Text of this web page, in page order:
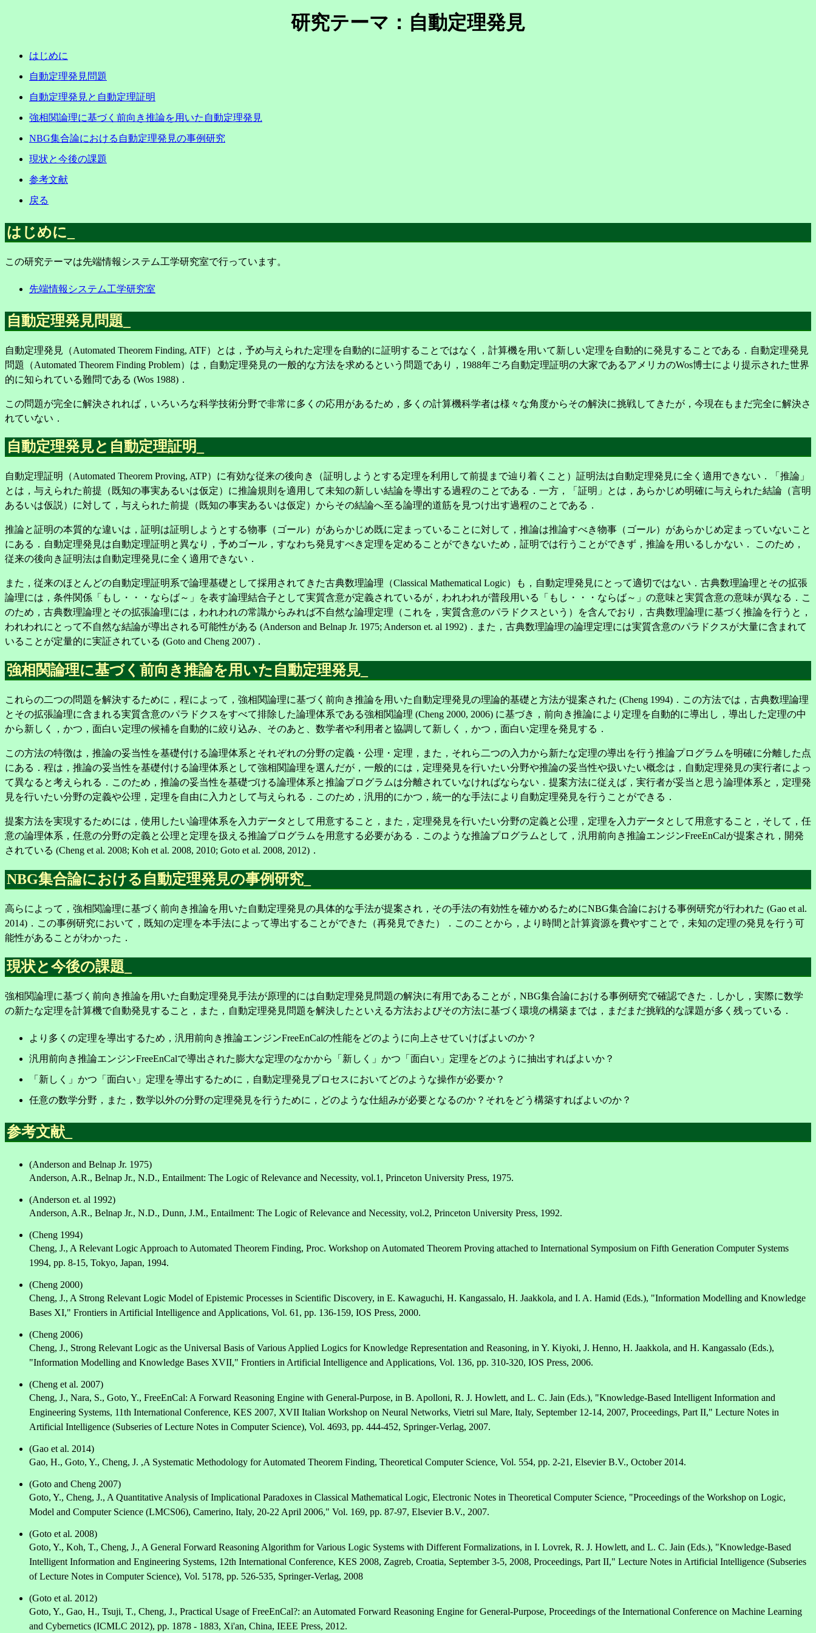
研究テーマ：自動定理発見
はじめに
自動定理発見問題
自動定理発見と自動定理証明
強相関論理に基づく前向き推論を用いた自動定理発見
NBG集合論における自動定理発見の事例研究
現状と今後の課題
参考文献
戻る
はじめに
この研究テーマは先端情報システム工学研究室で行っています。
先端情報システム工学研究室
自動定理発見問題
自動定理発見（Automated Theorem Finding, ATF）とは，予め与えられた定理を自動的に証明することではなく，計算機を用いて新しい定理を自動的に発見することである．自動定理発見
問題（Automated Theorem Finding Problem）は，自動定理発見の一般的な方法を求めるという問題であり，1988年ごろ自動定理証明の大家であるアメリカのWos博士により提示された世界
的に知られている難問である (Wos 1988)．
この問題が完全に解決されれば，いろいろな科学技術分野で非常に多くの応用があるため，多くの計算機科学者は様々な角度からその解決に挑戦してきたが，今現在もまだ完全に解決さ
れていない．
自動定理発見と自動定理証明
自動定理証明（Automated Theorem Proving, ATP）に有効な従来の後向き（証明しようとする定理を利用して前提まで辿り着くこと）証明法は自動定理発見に全く適用できない．「推論」
とは，与えられた前提（既知の事実あるいは仮定）に推論規則を適用して未知の新しい結論を導出する過程のことである．一方，「証明」とは，あらかじめ明確に与えられた結論（言明
あるいは仮説）に対して，与えられた前提（既知の事実あるいは仮定）からその結論へ至る論理的道筋を見つけ出す過程のことである．
推論と証明の本質的な違いは，証明は証明しようとする物事（ゴール）があらかじめ既に定まっていることに対して，推論は推論すべき物事（ゴール）があらかじめ定まっていないこと
にある．自動定理発見は自動定理証明と異なり，予めゴール，すなわち発見すべき定理を定めることができないため，証明では行うことができず，推論を用いるしかない． このため，
従来の後向き証明法は自動定理発見に全く適用できない．
また，従来のほとんどの自動定理証明系で論理基礎として採用されてきた古典数理論理（Classical Mathematical Logic）も，自動定理発見にとって適切ではない．古典数理論理とその拡張
論理には，条件関係「もし・・・ならば～」を表す論理結合子として実質含意が定義されているが，われわれが普段用いる「もし・・・ならば～」の意味と実質含意の意味が異なる．こ
のため，古典数理論理とその拡張論理には，われわれの常識からみれば不自然な論理定理（これを，実質含意のパラドクスという）を含んでおり，古典数理論理に基づく推論を行うと，
われわれにとって不自然な結論が導出される可能性がある (Anderson and Belnap Jr. 1975; Anderson et. al 1992)．また，古典数理論理の論理定理には実質含意のパラドクスが大量に含まれて
いることが定量的に実証されている (Goto and Cheng 2007)．
強相関論理に基づく前向き推論を用いた自動定理発見
これらの二つの問題を解決するために，程によって，強相関論理に基づく前向き推論を用いた自動定理発見の理論的基礎と方法が提案された (Cheng 1994)．この方法では，古典数理論理
とその拡張論理に含まれる実質含意のパラドクスをすべて排除した論理体系である強相関論理 (Cheng 2000, 2006) に基づき，前向き推論により定理を自動的に導出し，導出した定理の中
から新しく，かつ，面白い定理の候補を自動的に絞り込み、そのあと、数学者や利用者と協調して新しく，かつ，面白い定理を発見する．
この方法の特徴は，推論の妥当性を基礎付ける論理体系とそれぞれの分野の定義・公理・定理，また，それら二つの入力から新たな定理の導出を行う推論プログラムを明確に分離した点
にある．程は，推論の妥当性を基礎付ける論理体系として強相関論理を選んだが，一般的には，定理発見を行いたい分野や推論の妥当性や扱いたい概念は，自動定理発見の実行者によっ
て異なると考えられる．このため，推論の妥当性を基礎づける論理体系と推論プログラムは分離されていなければならない．提案方法に従えば，実行者が妥当と思う論理体系と，定理発
見を行いたい分野の定義や公理，定理を自由に入力として与えられる．このため，汎用的にかつ，統一的な手法により自動定理発見を行うことができる．
提案方法を実現するためには，使用したい論理体系を入力データとして用意すること，また，定理発見を行いたい分野の定義と公理，定理を入力データとして用意すること，そして，任
意の論理体系，任意の分野の定義と公理と定理を扱える推論プログラムを用意する必要がある．このような推論プログラムとして，汎用前向き推論エンジンFreeEnCalが提案され，開発
されている (Cheng et al. 2008; Koh et al. 2008, 2010; Goto et al. 2008, 2012)．
NBG集合論における自動定理発見の事例研究
高らによって，強相関論理に基づく前向き推論を用いた自動定理発見の具体的な手法が提案され，その手法の有効性を確かめるためにNBG集合論における事例研究が行われた (Gao et al.
2014)．この事例研究において，既知の定理を本手法によって導出することができた（再発見できた）．このことから，より時間と計算資源を費やすことで，未知の定理の発見を行う可
能性があることがわかった．
現状と今後の課題
強相関論理に基づく前向き推論を用いた自動定理発見手法が原理的には自動定理発見問題の解決に有用であることが，NBG集合論における事例研究で確認できた．しかし，実際に数学
の新たな定理を計算機で自動発見すること，また，自動定理発見問題を解決したといえる方法およびその方法に基づく環境の構築までは，まだまだ挑戦的な課題が多く残っている．
より多くの定理を導出するため，汎用前向き推論エンジンFreeEnCalの性能をどのように向上させていけばよいのか？
汎用前向き推論エンジンFreeEnCalで導出された膨大な定理のなかから「新しく」かつ「面白い」定理をどのように抽出すればよいか？
「新しく」かつ「面白い」定理を導出するために，自動定理発見プロセスにおいてどのような操作が必要か？
任意の数学分野，また，数学以外の分野の定理発見を行うために，どのような仕組みが必要となるのか？それをどう構築すればよいのか？
参考文献
(Anderson and Belnap Jr. 1975)
Anderson, A.R., Belnap Jr., N.D., Entailment: The Logic of Relevance and Necessity, vol.1, Princeton University Press, 1975.
(Anderson et. al 1992)
Anderson, A.R., Belnap Jr., N.D., Dunn, J.M., Entailment: The Logic of Relevance and Necessity, vol.2, Princeton University Press, 1992.
(Cheng 1994)
Cheng, J., A Relevant Logic Approach to Automated Theorem Finding, Proc. Workshop on Automated Theorem Proving attached to International Symposium on Fifth Generation Computer Systems
1994, pp. 8-15, Tokyo, Japan, 1994.
(Cheng 2000)
Cheng, J., A Strong Relevant Logic Model of Epistemic Processes in Scientific Discovery, in E. Kawaguchi, H. Kangassalo, H. Jaakkola, and I. A. Hamid (Eds.), "Information Modelling and Knowledge
Bases XI," Frontiers in Artificial Intelligence and Applications, Vol. 61, pp. 136-159, IOS Press, 2000.
(Cheng 2006)
Cheng, J., Strong Relevant Logic as the Universal Basis of Various Applied Logics for Knowledge Representation and Reasoning, in Y. Kiyoki, J. Henno, H. Jaakkola, and H. Kangassalo (Eds.),
"Information Modelling and Knowledge Bases XVII," Frontiers in Artificial Intelligence and Applications, Vol. 136, pp. 310-320, IOS Press, 2006.
(Cheng et al. 2007)
Cheng, J., Nara, S., Goto, Y., FreeEnCal: A Forward Reasoning Engine with General-Purpose, in B. Apolloni, R. J. Howlett, and L. C. Jain (Eds.), "Knowledge-Based Intelligent Information and
Engineering Systems, 11th International Conference, KES 2007, XVII Italian Workshop on Neural Networks, Vietri sul Mare, Italy, September 12-14, 2007, Proceedings, Part II," Lecture Notes in
Artificial Intelligence (Subseries of Lecture Notes in Computer Science), Vol. 4693, pp. 444-452, Springer-Verlag, 2007.
(Gao et al. 2014)
Gao, H., Goto, Y., Cheng, J. ,A Systematic Methodology for Automated Theorem Finding, Theoretical Computer Science, Vol. 554, pp. 2-21, Elsevier B.V., October 2014.
(Goto and Cheng 2007)
Goto, Y., Cheng, J., A Quantitative Analysis of Implicational Paradoxes in Classical Mathematical Logic, Electronic Notes in Theoretical Computer Science, "Proceedings of the Workshop on Logic,
Model and Computer Science (LMCS06), Camerino, Italy, 20-22 April 2006," Vol. 169, pp. 87-97, Elsevier B.V., 2007.
(Goto et al. 2008)
Goto, Y., Koh, T., Cheng, J., A General Forward Reasoning Algorithm for Various Logic Systems with Different Formalizations, in I. Lovrek, R. J. Howlett, and L. C. Jain (Eds.), "Knowledge-Based
Intelligent Information and Engineering Systems, 12th International Conference, KES 2008, Zagreb, Croatia, September 3-5, 2008, Proceedings, Part II," Lecture Notes in Artificial Intelligence (Subseries
of Lecture Notes in Computer Science), Vol. 5178, pp. 526-535, Springer-Verlag, 2008
(Goto et al. 2012)
Goto, Y., Gao, H., Tsuji, T., Cheng, J., Practical Usage of FreeEnCal?: an Automated Forward Reasoning Engine for General-Purpose, Proceedings of the International Conference on Machine Learning
and Cybernetics (ICMLC 2012), pp. 1878 - 1883, Xi'an, China, IEEE Press, 2012.